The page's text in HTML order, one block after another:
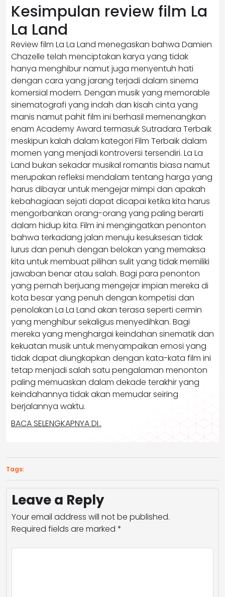
Kesimpulan review film La
La Land
Review film La La Land menegaskan bahwa Damien
Chazelle telah menciptakan karya yang tidak
hanya menghibur namut juga menyentuh hati
dengan cara yang jarang terjadi dalam sinema
komersial modern. Dengan musik yang memorable
sinematografi yang indah dan kisah cinta yang
manis namut pahit film ini berhasil memenangkan
enam Academy Award termasuk Sutradara Terbaik
meskipun kalah dalam kategori Film Terbaik dalam
momen yang menjadi kontroversi tersendiri. La La
Land bukan sekadar musikal romantis biasa namut
merupakan refleksi mendalam tentang harga yang
harus dibayar untuk mengejar mimpi dan apakah
kebahagiaan sejati dapat dicapai ketika kita harus
mengorbankan orang-orang yang paling berarti
dalam hidup kita. Film ini mengingatkan penonton
bahwa terkadang jalan menuju kesuksesan tidak
lurus dan penuh dengan belokan yang memaksa
kita untuk membuat pilihan sulit yang tidak memiliki
jawaban benar atau salah. Bagi para penonton
yang pernah berjuang mengejar impian mereka di
kota besar yang penuh dengan kompetisi dan
penolakan La La Land akan terasa seperti cermin
yang menghibur sekaligus menyedihkan. Bagi
mereka yang menghargai keindahan sinematik dan
kekuatan musik untuk menyampaikan emosi yang
tidak dapat diungkapkan dengan kata-kata film ini
tetap menjadi salah satu pengalaman menonton
paling memuaskan dalam dekade terakhir yang
keindahannya tidak akan memudar seiring
berjalannya waktu.
BACA SELENGKAPNYA DI..
Tags:
Leave a Reply
Your email address will not be published.
Required fields are marked *